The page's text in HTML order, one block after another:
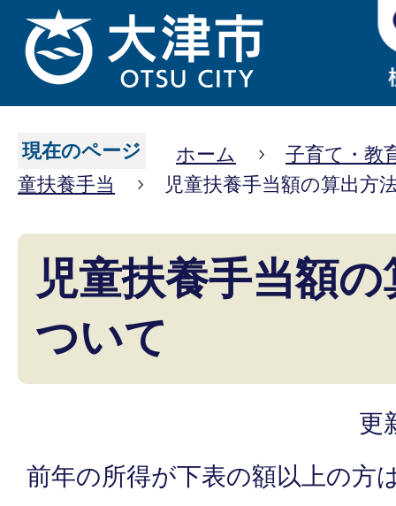
現在のページ ホーム
子育て・教
童扶養手当
児童扶養手当額の算出方
児童扶養手当額
ついて
更
前年の所得が下表の額以上の方